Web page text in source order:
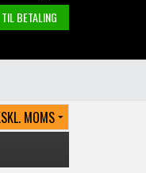
TIL BETALING